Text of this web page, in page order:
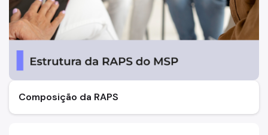
Programa Rotina Ativa SP
Saúde Bucal
Saúde da Pessoa com Deficiência
Saúde Mental
Saúde Nutricional
Composição da RAPS